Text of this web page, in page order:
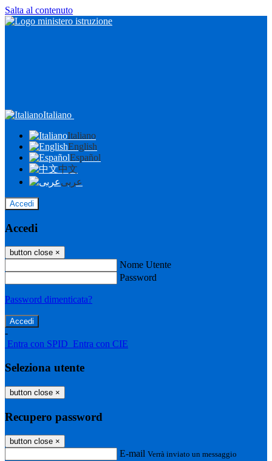
Salta al contenuto
Italiano
Italiano
English
Español
中文
عربى
Accedi
Accedi
button close ×
Nome Utente
Password
Password dimenticata?
-
Entra con SPID Entra con CIE
Seleziona utente
button close ×
Recupero password
button close ×
E-mail Verrà inviato un messaggio